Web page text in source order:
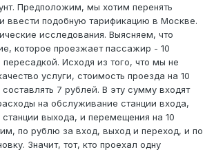
Предположим, мы хотим перенять
ввести подобную тарификацию в Москве.
исследования. Выясняем, что
которое проезжает пассажир - 10
Исходя из того, что мы не
услуги, стоимость проезда на 10
7 рублей. В эту сумму входят
на обслуживание станции входа,
выхода, и перемещения на 10
по рублю за вход, выход и переход, и по
Значит, тот, кто проехал одну